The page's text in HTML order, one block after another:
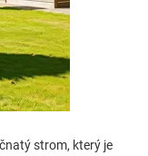
strom, který je